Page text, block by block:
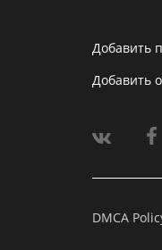
Добавить
Добавить
DMCA